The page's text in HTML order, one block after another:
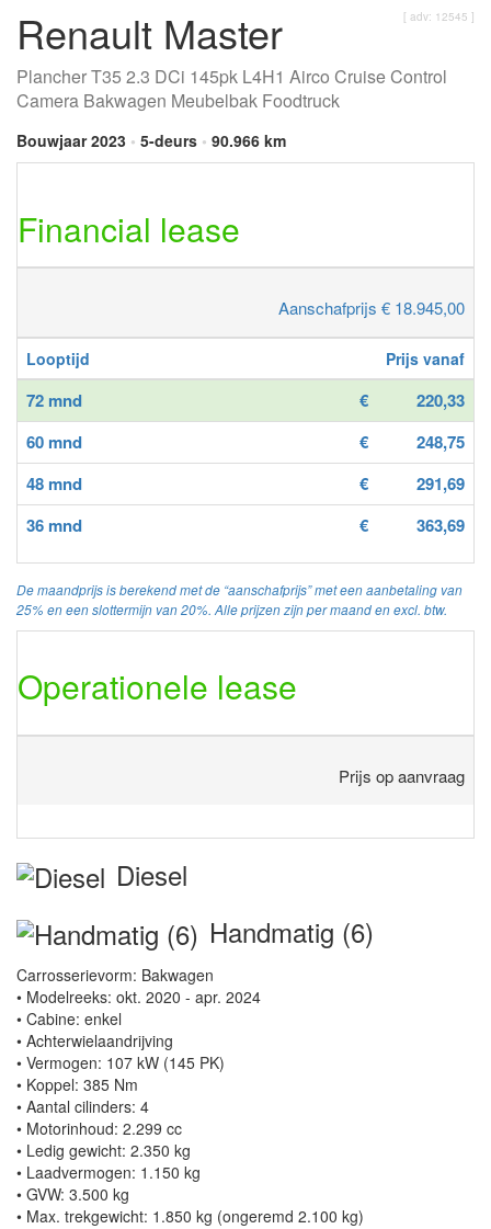
[ adv: 12545 ]
Renault Master
Plancher T35 2.3 DCi 145pk L4H1 Airco Cruise Control
Camera Bakwagen Meubelbak Foodtruck
Bouwjaar 2023 • 5-deurs • 90.966 km
Financial lease
Aanschafprijs € 18.945,00
Looptijd Prijs vanaf
72 mnd €
220,33
60 mnd
€
248,75
48 mnd
€
291,69
36 mnd
€ 363,69
De maandprijs is berekend met de “aanschafprijs” met een aanbetaling van
25% en een slottermijn van 20%. Alle prijzen zijn per maand en excl. btw.
Operationele lease
Prijs op aanvraag
Diesel
Handmatig (6)
Carrosserievorm: Bakwagen
• Modelreeks: okt. 2020 - apr. 2024
• Cabine: enkel
• Achterwielaandrijving
• Vermogen: 107 kW (145 PK)
• Koppel: 385 Nm
• Aantal cilinders: 4
• Motorinhoud: 2.299 cc
• Ledig gewicht: 2.350 kg
• Laadvermogen: 1.150 kg
• GVW: 3.500 kg
• Max. trekgewicht: 1.850 kg (ongeremd 2.100 kg)